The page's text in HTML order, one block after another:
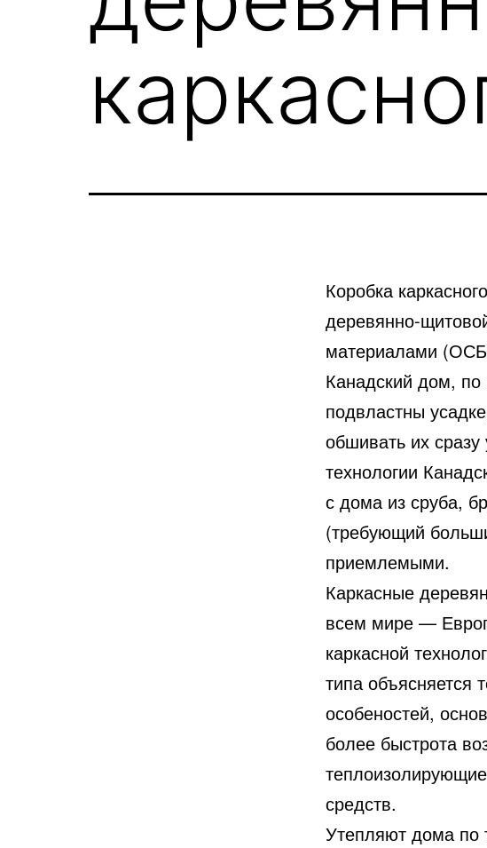
Коробка
деревянно-
материалами
Канадский дом, по
подвластны
обшивать их
технологии
с дома из сруба,
(требующий
приемлемыми.
Каркасные
всем мире —
каркасной
типа
особеностей,
более быстрота
средств.
Утепляют дома по